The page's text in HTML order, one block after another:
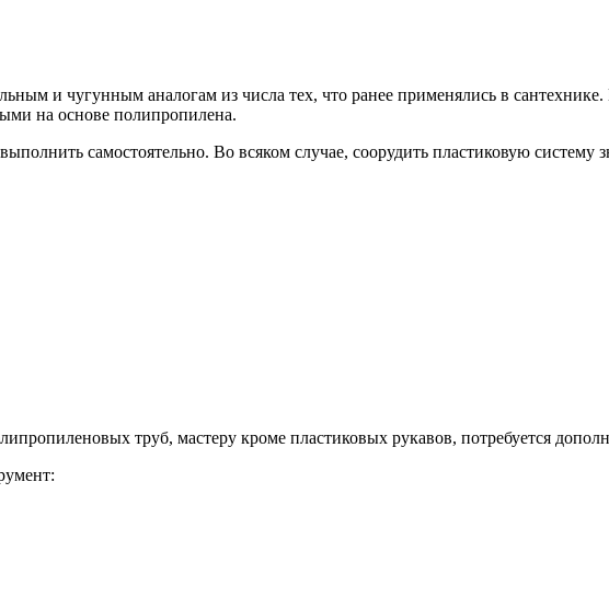
и чугунным аналогам из числа тех, что ранее применялись в
на основе полипропилена.
самостоятельно. Во всяком случае, соорудить пластиковую систему
труб, мастеру кроме пластиковых рукавов, потребуется